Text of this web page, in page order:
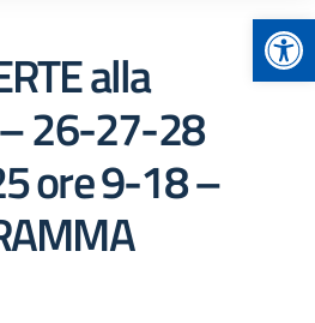
alla
26-27-28
ore 9-18 –